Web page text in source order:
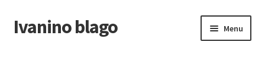
Skip
to
Skip
to
Ivanino blago Menu